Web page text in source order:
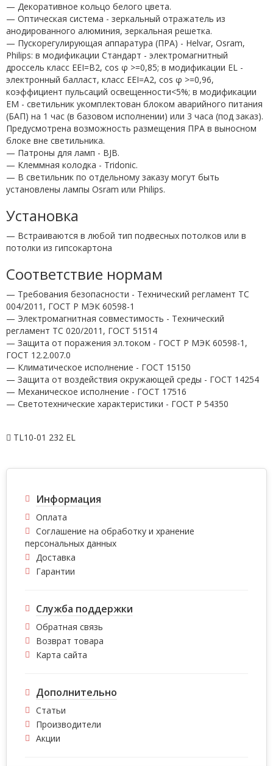
— Декоративное кольцо белого цвета.
— Оптическая система - зеркальный отражатель из
анодированного алюминия, зеркальная решетка.
— Пускорегулирующая аппаратура (ПРА) - Helvar, Osram,
Philips: в модификации Стандарт - электромагнитный
дроссель класс EEI=B2, cos φ >=0,85; в модификации EL -
электронный балласт, класс EEI=A2, cos φ >=0,96,
коэффициент пульсаций освещенности<5%; в модификации
EM - светильник укомплектован блоком аварийного питания
(БАП) на 1 час (в базовом исполнении) или 3 часа (под заказ).
Предусмотрена возможность размещения ПРА в выносном
блоке вне светильника.
— Патроны для ламп - BJB.
— Клеммная колодка - Tridonic.
— В светильник по отдельному заказу могут быть
установлены лампы Osram или Philips.
Установка
— Встраиваются в любой тип подвесных потолков или в
потолки из гипсокартона
Соответствие нормам
— Требования безопасности - Технический регламент ТС
004/2011, ГОСТ Р МЭК 60598-1
— Электромагнитная совместимость - Технический
регламент ТС 020/2011, ГОСТ 51514
— Защита от поражения эл.током - ГОСТ Р МЭК 60598-1,
ГОСТ 12.2.007.0
— Климатическое исполнение - ГОСТ 15150
— Защита от воздействия окружающей среды - ГОСТ 14254
— Механическое исполнение - ГОСТ 17516
— Светотехнические характеристики - ГОСТ P 54350
TL10-01 232 EL
Информация
Оплата
Соглашение на обработку и хранение
персональных данных
Доставка
Гарантии
Служба поддержки
Обратная связь
Возврат товара
Карта сайта
Дополнительно
Статьи
Производители
Акции